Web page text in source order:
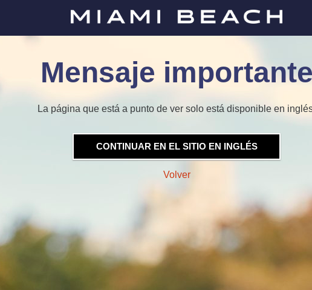
Mensaje
La página que está a punto de ver solo está disponible en
CONTINUAR EN EL SITIO EN INGLÉS
Volver